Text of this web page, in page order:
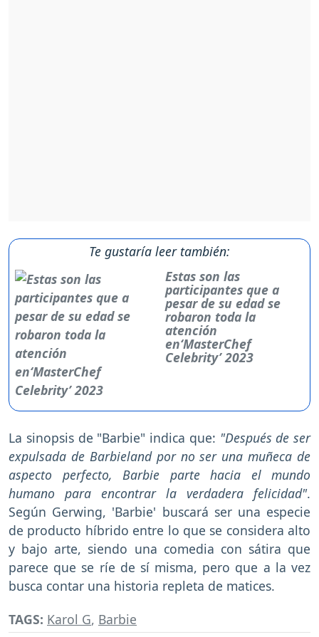
Te gustaría leer también:
Estas son las
participantes que a
pesar de su edad se
robaron toda la
atención
en‘MasterChef
Celebrity’ 2023
La sinopsis de "Barbie" indica que: "Después de ser
expulsada de Barbieland por no ser una muñeca de
aspecto perfecto, Barbie parte hacia el mundo
humano para encontrar la verdadera felicidad".
Según Gerwing, 'Barbie' buscará ser una especie
de producto híbrido entre lo que se considera alto
y bajo arte, siendo una comedia con sátira que
parece que se ríe de sí misma, pero que a la vez
busca contar una historia repleta de matices.
TAGS: Karol G, Barbie